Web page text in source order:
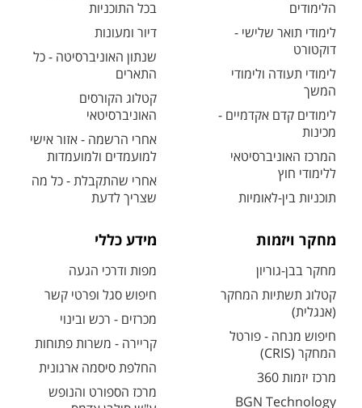
הלימודים
לימודי תואר שלישי -
דוקטורט
לימודי תעודה ולימודי
המשך
לימודים קדם אקדמיים -
מכינות
המרכז האוניברסיטאי
ללימודי חוץ
תוכניות בין-לאומיות
בכל התוכניות
דיור ומעונות
שנתון האוניברסיטה - כל
התארים
קטלוג הקורסים
האוניברסיטאי
אחרי הרשמה - אזור אישי
למועמדים ולמועמדות
אחרי שהתקבלת - כל מה
שצריך לדעת
מחקר ויזמות
מחקר בבן-גוריון
קטלוג תשתיות המחקר
(אנגלית)
חיפוש מנחה - פורטל
המחקר (CRIS)
מרכז יזמות 360
BGN Technology
מידע כללי
מפות ודרכי הגעה
חיפוש סגל ופרטי קשר
מכרזים - רכש ובינוי
קריירה - משרות פתוחות
החלפת סיסמה ארגונית
מרכז הספורט והנופש